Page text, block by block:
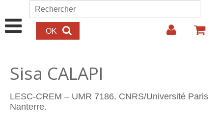
Aller au contenu principal
Formulaire de recherche
Rechercher
Sisa CALAPI
LESC-CREM – UMR 7186, CNRS/Université Paris
Nanterre.